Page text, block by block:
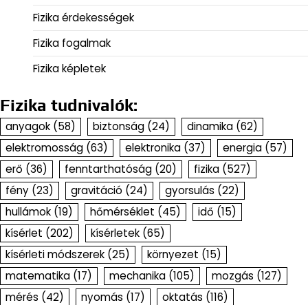
Fizika érdekességek
Fizika fogalmak
Fizika képletek
Fizika tudnivalók:
anyagok (58) biztonság (24) dinamika (62)
elektromosság (63) elektronika (37) energia (57)
erő (36) fenntarthatóság (20) fizika (527)
fény (23) gravitáció (24) gyorsulás (22)
hullámok (19) hőmérséklet (45) idő (15)
kísérlet (202) kísérletek (65)
kísérleti módszerek (25) környezet (15)
matematika (17) mechanika (105) mozgás (127)
mérés (42) nyomás (17) oktatás (116)